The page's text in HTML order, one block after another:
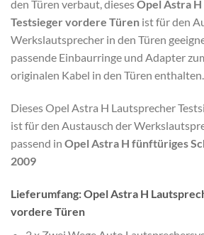
den Türen verbaut, diesesOpel Astra
Testsieger vordere Türen ist für den
Werkslautsprecher in den Türen
passende Einbaurringe und Adapter
originalen Kabel in den Türen enthalten.
Dieses Opel Astra H Lautsprecher
ist für den Austausch der
passend in Opel Astra H fünftüriges
2009
Lieferumfang: Opel Astra H
vordere Türen